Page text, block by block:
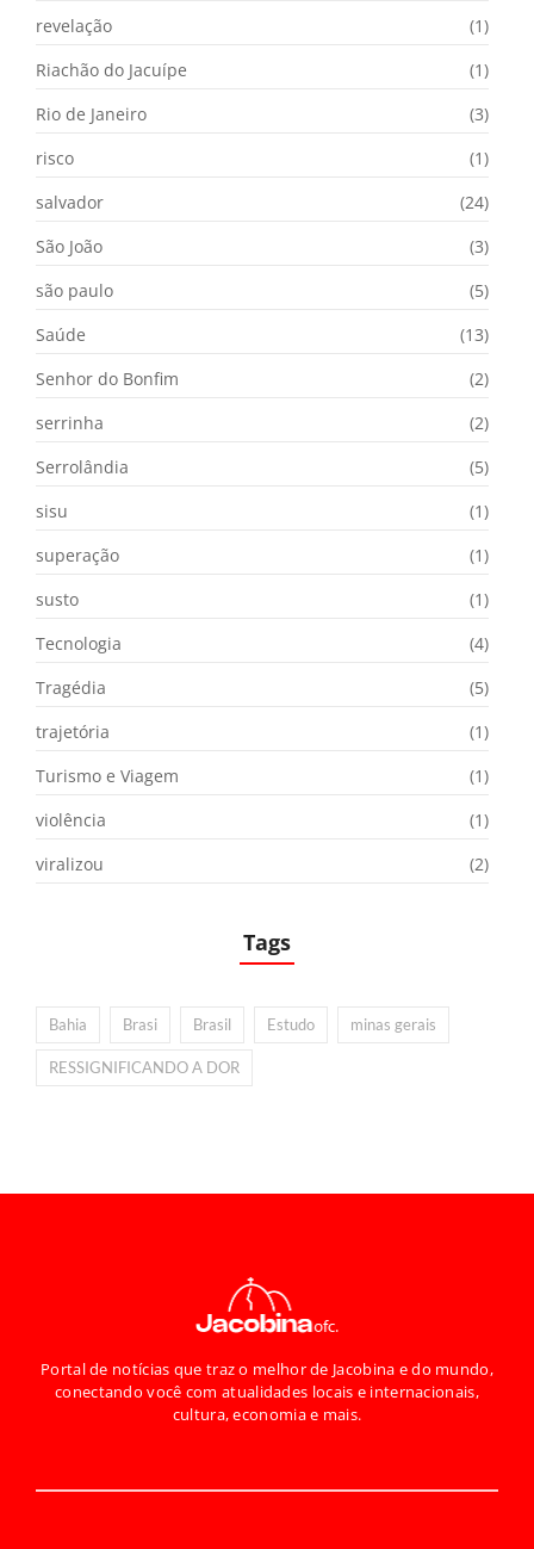
revelação
(1)
Riachão do Jacuípe
(1)
Rio de Janeiro
(3)
risco
(1)
salvador
(24)
São João
(3)
são paulo
(5)
Saúde
(13)
Senhor do Bonfim
(2)
serrinha
(2)
Serrolândia
(5)
sisu
(1)
superação
(1)
susto
(1)
Tecnologia
(4)
Tragédia
(5)
trajetória
(1)
Turismo e Viagem
(1)
violência
(1)
viralizou
(2)
Tags
Bahia Brasi Brasil Estudo minas gerais
RESSIGNIFICANDO A DOR
Portal de notícias que traz o melhor de Jacobina e do mundo,
conectando você com atualidades locais e internacionais,
cultura, economia e mais.